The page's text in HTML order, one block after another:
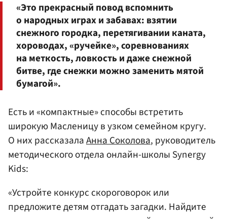
«Это прекрасный повод вспомнить
о народных играх и забавах: взятии
снежного городка, перетягивании каната,
хороводах, «ручейке», соревнованиях
на меткость, ловкость и даже снежной
битве, где снежки можно заменить мятой
бумагой».
Есть и «компактные» способы встретить
широкую Масленицу в узком семейном кругу.
О них рассказалаАнна Соколова, руководитель
методического отдела онлайн-школы Synergy
Kids:
«Устройте конкурс скороговорок или
предложите детям отгадать загадки. Найдите